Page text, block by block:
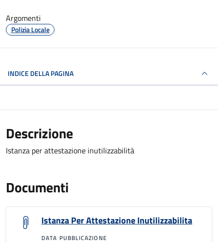
Argomenti
Polizia Locale
INDICE DELLA PAGINA
Descrizione
Istanza per attestazione inutilizzabilità
Documenti
Istanza Per Attestazione Inutilizzabilita
DATA PUBBLICAZIONE